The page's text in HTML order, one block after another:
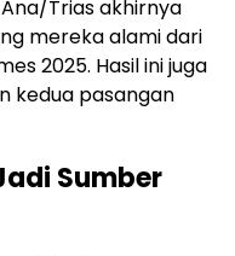
Trias akhirnya
mereka alami dari
2025. Hasil ini juga
kedua pasangan
Sumber